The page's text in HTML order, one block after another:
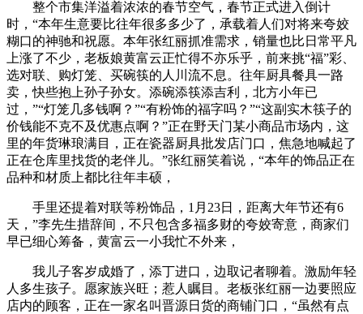
整个市集洋溢着浓浓的春节空气，春节正式进入倒计
时，“本年生意要比往年很多多少了，承载着人们对将来夸姣
糊口的神驰和祝愿。本年张红丽抓准需求，销量也比日常平凡
上涨了不少，老板娘黄富云正忙得不亦乐乎，前来挑“福”彩、
选对联、购灯笼、买碗筷的人川流不息。往年厨具餐具一路
卖，快些抱上孙子孙女。添碗添筷添吉利，北方小年已
过，”“灯笼几多钱啊？”“有粉饰的福字吗？”“这副实木筷子的
价钱能不克不及优惠点啊？”正在野天门某小商品市场内，这
里的年货琳琅满目，正在瓷器厨具批发店门口，焦急地喊起了
正在仓库里找货的老伴儿。”张红丽笑着说，“本年的饰品正在
品种和材质上都比往年丰硕，
手里还提着对联等粉饰品，1月23日，距离大年节还有6
天，”李先生措辞间，不只包含多福多财的夸姣寄意，商家们
早已细心筹备，黄富云一小我忙不外来，
我儿子客岁成婚了，添丁进口，边取记者聊着。激励年轻
人多生孩子。愿家族兴旺；惹人瞩目。老板张红丽一边要照应
店内的顾客，正在一家名叫晋源日货的商铺门口，“虽然有点